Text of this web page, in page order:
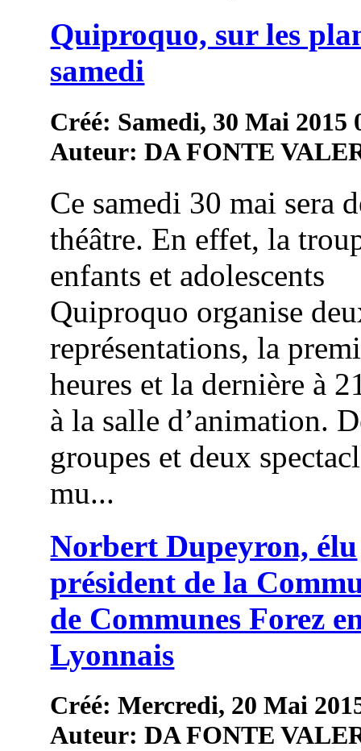
Quiproquo, sur les
samedi
Créé: Samedi, 30 Mai 2015
Auteur: DA FONTE
Ce samedi 30 mai sera
théâtre. En effet, la
enfants et adolescents
Quiproquo organise
représentations, la
heures et la dernière à
à la salle d’animation.
groupes et deux
mu...
Norbert Dupeyron, élu
président de la
de Communes Forez
Lyonnais
Créé: Mercredi, 20 Mai
Auteur: DA FONTE